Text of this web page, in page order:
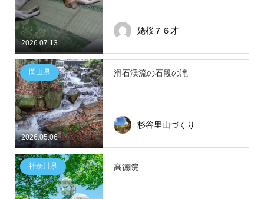
2026.07.13
姥桜７６才
2026.05.06
岡山県 滑石渓流の石段の滝
杉谷里山づくり
神奈川県 高徳院